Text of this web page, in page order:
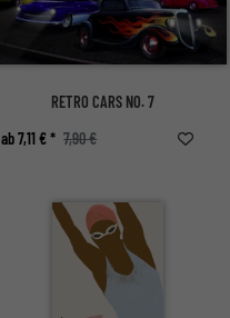
RETRO CARS NO. 7
ab 7,11 € * 7,90 €